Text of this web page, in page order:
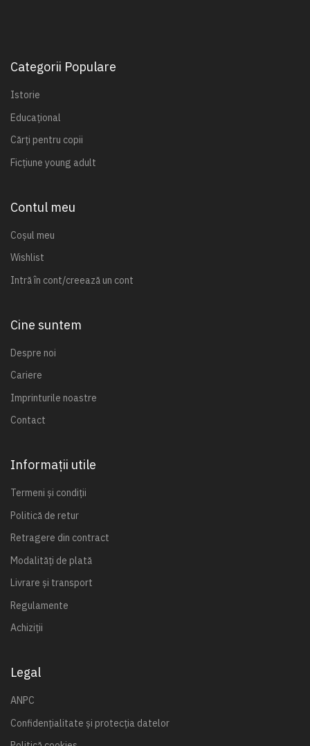
Categorii Populare
Istorie
Educațional
Cărți pentru copii
Ficțiune young adult
Contul meu
Coșul meu
Wishlist
Intră în cont/creează un cont
Cine suntem
Despre noi
Cariere
Imprinturile noastre
Contact
Informații utile
Termeni și condiții
Politică de retur
Retragere din contract
Modalități de plată
Livrare și transport
Regulamente
Achiziții
Legal
ANPC
Confidențialitate și protecția datelor